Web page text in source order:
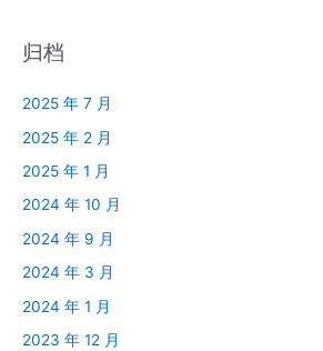
归档
2025 年 7 月
2025 年 2 月
2025 年 1 月
2024 年 10 月
2024 年 9 月
2024 年 3 月
2024 年 1 月
2023 年 12 月